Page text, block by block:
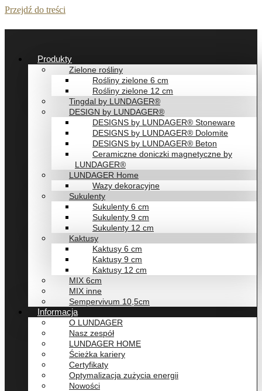
Przejdź do treści
Produkty
Zielone rośliny
Rośliny zielone 6 cm
Rośliny zielone 12 cm
Tingdal by LUNDAGER®
DESIGN by LUNDAGER®
DESIGNS by LUNDAGER® Stoneware
DESIGNS by LUNDAGER® Dolomite
DESIGNS by LUNDAGER® Beton
Ceramiczne doniczki magnetyczne by
LUNDAGER®
LUNDAGER Home
Wazy dekoracyjne
Sukulenty
Sukulenty 6 cm
Sukulenty 9 cm
Sukulenty 12 cm
Kaktusy
Kaktusy 6 cm
Kaktusy 9 cm
Kaktusy 12 cm
MIX 6cm
MIX inne
Sempervivum 10,5cm
Informacja
O LUNDAGER
Nasz zespół
LUNDAGER HOME
Ścieżka kariery
Certyfikaty
Optymalizacja zużycia energii
Nowości